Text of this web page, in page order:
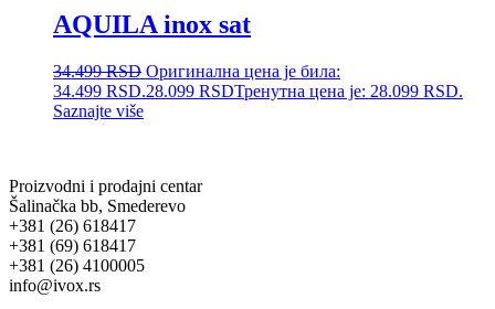
AQUILA inox sat
34.499RSD Оригинална цена је била:
34.499 RSD.28.099 RSDТренутна цена је: 28.099 RSD.
Saznajte više
Proizvodni i prodajni centar
Šalinačka bb, Smederevo
+381 (26) 618417
+381 (69) 618417
+381 (26) 4100005
info@ivox.rs